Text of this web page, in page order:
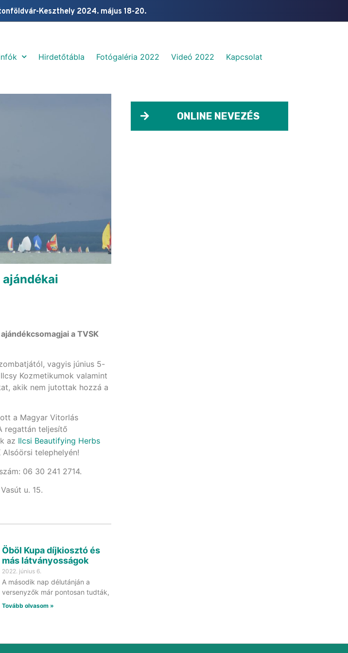
Keszthely 2024. május 18-20.
Hirdetőtábla Fotógaléria 2022​ Videó 2022 Kapcsolat
a TVSK
vagyis június 5-
Kozmetikumok valamint
akik nem jutottak hozzá a
a Magyar Vitorlás
regattán teljesítő
az Ilcsi Beautifying Herbs
telephelyén!
06 30 241 2714.
u. 15.
Öböl Kupa díjkiosztó és
más látványosságok
2022. június 6.
A második nap délutánján a
versenyzők már pontosan tudták,
Tovább olvasom »
ONLINE NEVEZÉS